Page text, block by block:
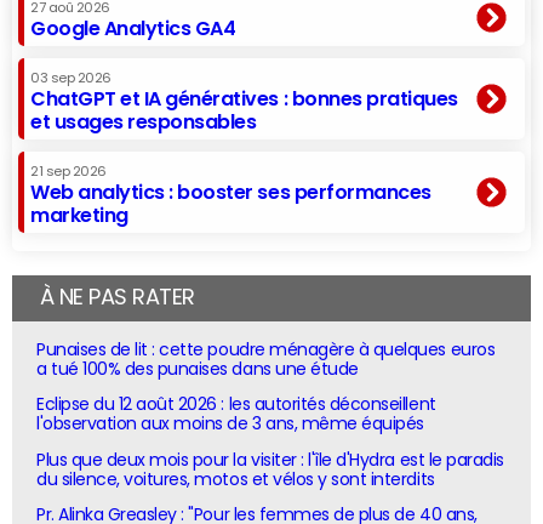
27 aoû 2026
Google Analytics GA4
03 sep 2026
ChatGPT et IA génératives : bonnes pratiques
et usages responsables
21 sep 2026
Web analytics : booster ses performances
marketing
À NE PAS RATER
Punaises de lit : cette poudre ménagère à quelques euros
a tué 100% des punaises dans une étude
Eclipse du 12 août 2026 : les autorités déconseillent
l'observation aux moins de 3 ans, même équipés
Plus que deux mois pour la visiter : l'île d'Hydra est le paradis
du silence, voitures, motos et vélos y sont interdits
Pr. Alinka Greasley : "Pour les femmes de plus de 40 ans,